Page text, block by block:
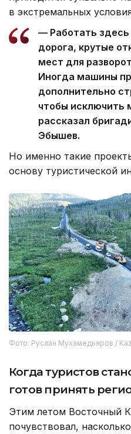
в экстремальных
— Работать здесь
дорога, крутые
мест для
Иногда машины
дополнительно
чтобы исключить
рассказал
Эбышев.
Но именно такие
основу туристической
Фото: Руслан Мухамедьяров /
Когда туристов
готов принять
Этим летом Восточный
почувствовал,